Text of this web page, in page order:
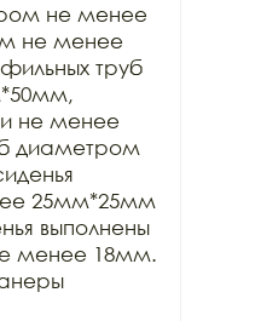
не менее
не менее
труб
не менее
диаметром
25мм*25мм
выполнены
менее 18мм.